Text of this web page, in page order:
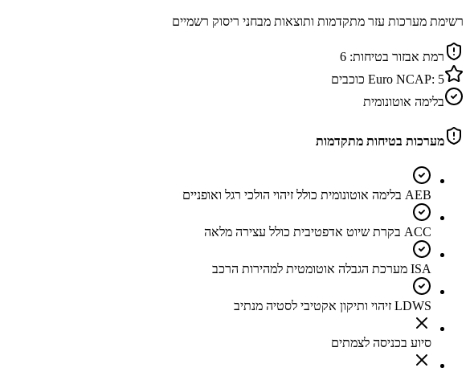
רשימת מערכות עזר מתקדמות ותוצאות מבחני ריסוק רשמיים
רמת אבזור בטיחות: 6
Euro NCAP: 5
כוכבים
בלימה אוטונומית
מערכות בטיחות מתקדמות
AEB בלימה אוטונומית כולל זיהוי הולכי רגל ואופניים
ACC בקרת שיוט אדפטיבית כולל עצירה מלאה
ISA מערכת הגבלה אוטומטית למהירות הרכב
LDWS זיהוי ותיקון אקטיבי לסטיה מנתיב
סיוע בכניסה לצמתים